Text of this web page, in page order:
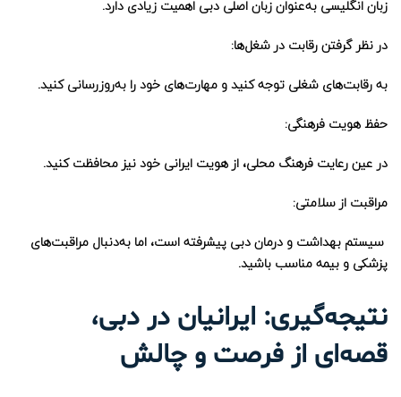
زبان انگلیسی به‌عنوان زبان اصلی دبی اهمیت زیادی دارد.
در نظر گرفتن رقابت در شغل‌ها:
به رقابت‌های شغلی توجه کنید و مهارت‌های خود را به‌روزرسانی کنید.
حفظ هویت فرهنگی:
در عین رعایت فرهنگ محلی، از هویت ایرانی خود نیز محافظت کنید.
مراقبت از سلامتی:
سیستم بهداشت و درمان دبی پیشرفته است، اما به‌دنبال مراقبت‌های
پزشکی و بیمه مناسب باشید.
نتیجه‌گیری: ایرانیان در دبی،
قصه‌ای از فرصت و چالش